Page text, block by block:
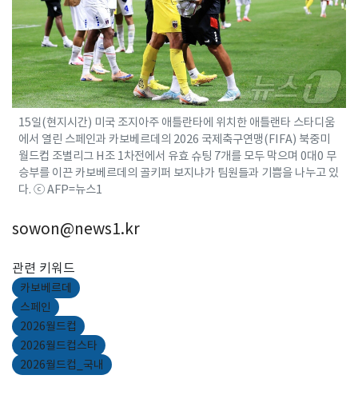
15일(현지시간) 미국 조지아주 애틀란타에 위치한 애틀랜타 스타디움
에서 열린 스페인과 카보베르데의 2026 국제축구연맹(FIFA) 북중미
월드컵 조별리그 H조 1차전에서 유효 슈팅 7개를 모두 막으며 0대0 무
승부를 이끈 카보베르데의 골키퍼 보지냐가 팀원들과 기쁨을 나누고 있
다. ⓒ AFP=뉴스1
sowon@news1.kr
관련 키워드
카보베르데
스페인
2026월드컵
2026월드컵스타
2026월드컵_국내